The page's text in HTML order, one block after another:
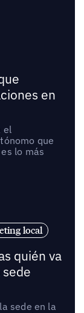
en
el
que
lo más
local
quién va
sede en la